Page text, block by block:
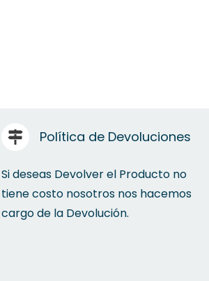
Política de Devoluciones
Si deseas Devolver el Producto no
tiene costo nosotros nos hacemos
cargo de la Devolución.